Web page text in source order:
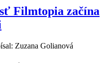
Filmtopia začína
Zuzana Golianová